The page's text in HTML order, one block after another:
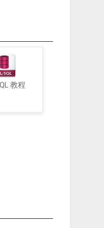
教程